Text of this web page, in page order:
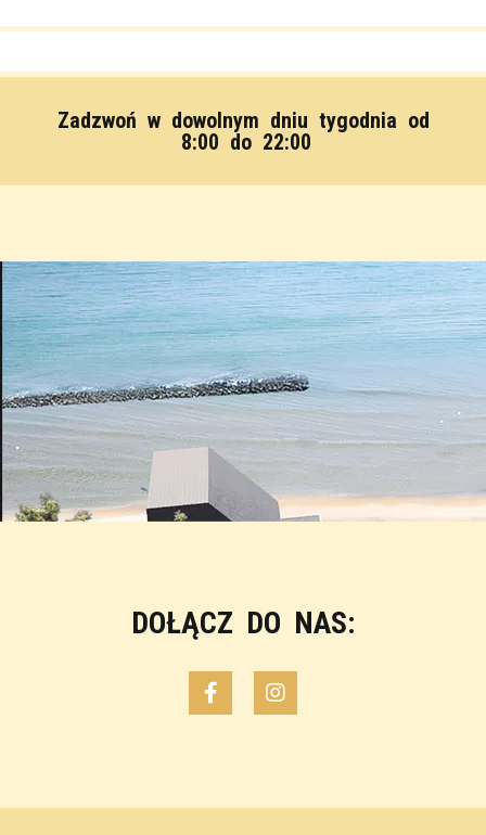
Zadzwoń w dowolnym dniu tygodnia od
8:00 do 22:00
DOŁĄCZ DO NAS: